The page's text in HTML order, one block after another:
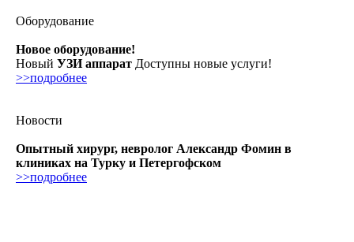
Оборудование
Новое оборудование!
Новый УЗИ аппарат Доступны новые услуги!
>>подробнее
Новости
Опытный хирург, невролог Александр Фомин в
клиниках на Турку и Петергофском
>>подробнее